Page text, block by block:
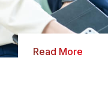
Read More